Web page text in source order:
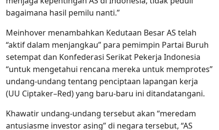
bagaimana hasil pemilu nanti.”
Meinhover menambahkan Kedutaan Besar AS telah
“aktif dalam menjangkau” para pemimpin Partai Buruh
setempat dan Konfederasi Serikat Pekerja Indonesia
“untuk mengetahui rencana mereka untuk memprotes”
undang-undang tentang penciptaan lapangan kerja
(UU Ciptaker–Red) yang baru-baru ini ditandatangani.
Khawatir undang-undang tersebut akan “meredam
antusiasme investor asing” di negara tersebut, “AS